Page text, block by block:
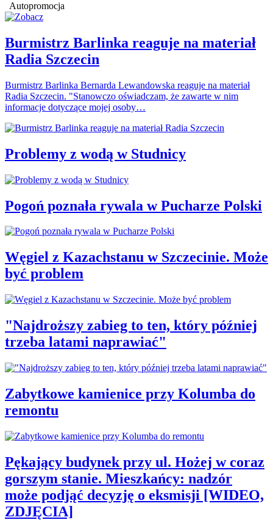
Autopromocja
Burmistrz Barlinka reaguje na materiał
Radia Szczecin
Burmistrz Barlinka Bernarda Lewandowska reaguje na materiał
Radia Szczecin. "Stanowczo oświadczam, że zawarte w nim
informacje dotyczące mojej osoby…
Problemy z wodą w Studnicy
Pogoń poznała rywala w Pucharze Polski
Węgiel z Kazachstanu w Szczecinie. Może
być problem
"Najdroższy zabieg to ten, który później
trzeba latami naprawiać"
Zabytkowe kamienice przy Kolumba do
remontu
Pękający budynek przy ul. Hożej w coraz
gorszym stanie. Mieszkańcy: nadzór
może podjąć decyzję o eksmisji [WIDEO,
ZDJĘCIA]